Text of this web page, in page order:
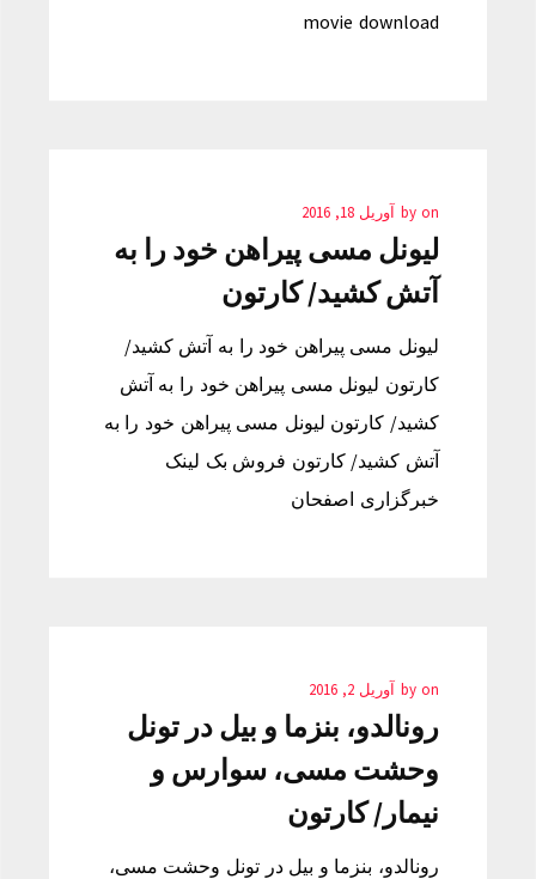
movie download
by on آوریل 18, 2016
لیونل مسی پیراهن خود را به
آتش کشید/ کارتون
لیونل مسی پیراهن خود را به آتش کشید/
کارتون لیونل مسی پیراهن خود را به آتش
کشید/ کارتون لیونل مسی پیراهن خود را به
آتش کشید/ کارتون فروش بک لینک
خبرگزاری اصفحان
by on آوریل 2, 2016
رونالدو، بنزما و بیل در تونل
وحشت مسی، سوارس و
نیمار/ کارتون
رونالدو، بنزما و بیل در تونل وحشت مسی،